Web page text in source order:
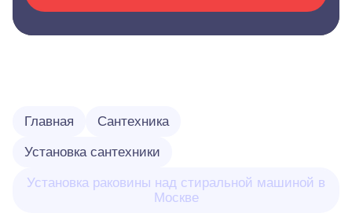
Главная Сантехника
Установка сантехники
Установка раковины над стиральной машиной в
Москве